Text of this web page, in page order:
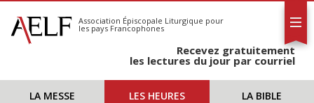
S'abonner
Calendrier
Association Épiscopale Liturgique pour
les pays Francophones
Recevez gratuitement
les lectures du jour par courriel
LA MESSE LES HEURES LA BIBLE